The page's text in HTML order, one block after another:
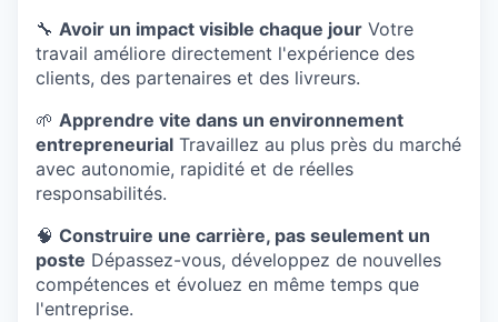
🔧 Avoir un impact visible chaque jour Votre
travail améliore directement l'expérience des
clients, des partenaires et des livreurs.
🌱 Apprendre vite dans un environnement
entrepreneurial Travaillez au plus près du marché
avec autonomie, rapidité et de réelles
responsabilités.
🧠 Construire une carrière, pas seulement un
poste Dépassez-vous, développez de nouvelles
compétences et évoluez en même temps que
l'entreprise.